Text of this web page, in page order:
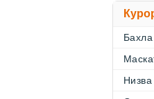
Бахла
Низва